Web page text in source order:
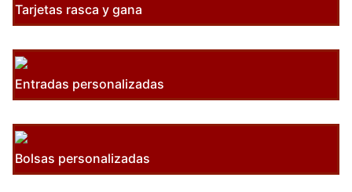
Tarjetas rasca y gana
Entradas personalizadas
Bolsas personalizadas